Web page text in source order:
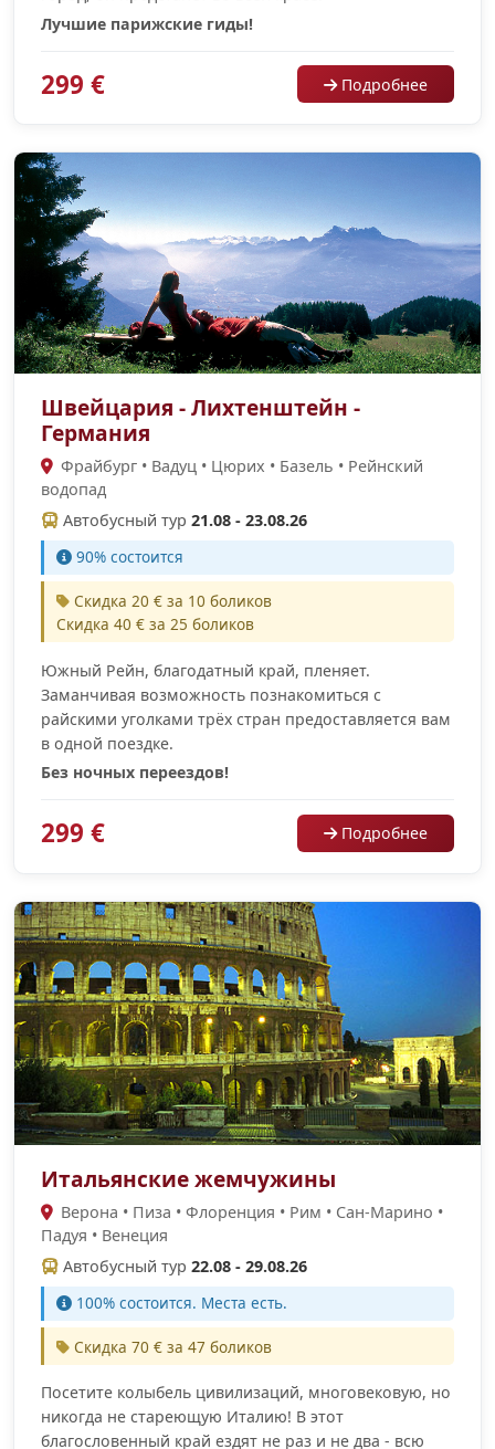
Лучшие парижские гиды!
299 € Подробнее
Швейцария - Лихтенштейн -
Германия
Фрайбург • Вадуц • Цюрих • Базель • Рейнский
водопад
Автобусный тур 21.08 - 23.08.26
90% cостоится
Скидка 20 € за 10 боликов
Скидка 40 € за 25 боликов
Южный Рейн, благодатный край, пленяет.
Заманчивая возможность познакомиться с
райскими уголками трёх стран предоставляется вам
в одной поездке.
Без ночных переездов!
299 € Подробнее
Итальянские жемчужины
Верона • Пиза • Флоренция • Рим • Сан-Марино •
Падуя • Венеция
Автобусный тур 22.08 - 29.08.26
100% cостоится. Места есть.
Скидка 70 € за 47 боликов
Посетите колыбель цивилизаций, многовековую, но
никогда не стареющую Италию! В этот
благословенный край ездят не раз и не два - всю